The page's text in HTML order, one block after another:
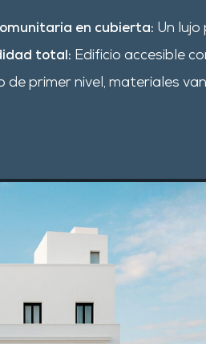
en cubierta: Un
total: Edificio accesible
de primer nivel, materiales